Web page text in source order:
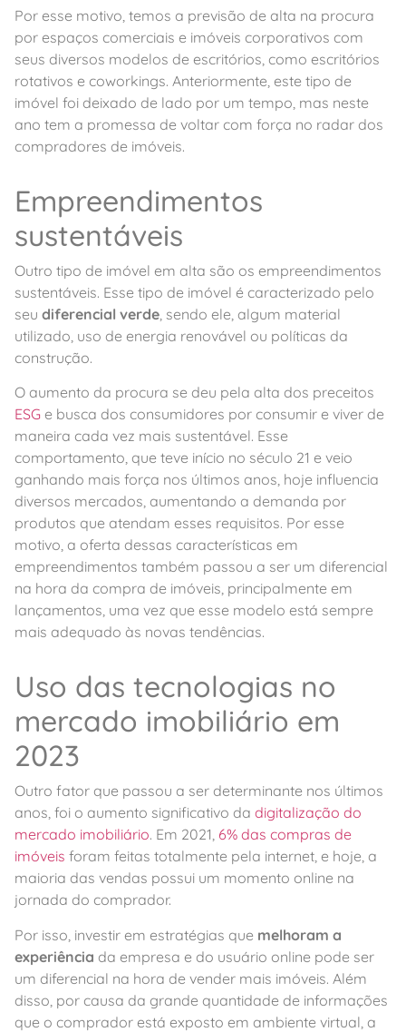
Por esse motivo, temos a previsão de alta na procura
por espaços comerciais e imóveis corporativos com
seus diversos modelos de escritórios, como escritórios
rotativos e coworkings. Anteriormente, este tipo de
imóvel foi deixado de lado por um tempo, mas neste
ano tem a promessa de voltar com força no radar dos
compradores de imóveis.
Empreendimentos
sustentáveis
Outro tipo de imóvel em alta são os empreendimentos
sustentáveis. Esse tipo de imóvel é caracterizado pelo
seu diferencial verde , sendo ele, algum material
utilizado, uso de energia renovável ou políticas da
construção.
O aumento da procura se deu pela alta dos preceitos
ESG e busca dos consumidores por consumir e viver de
maneira cada vez mais sustentável. Esse
comportamento, que teve início no século 21 e veio
ganhando mais força nos últimos anos, hoje influencia
diversos mercados, aumentando a demanda por
produtos que atendam esses requisitos. Por esse
motivo, a oferta dessas características em
empreendimentos também passou a ser um diferencial
na hora da compra de imóveis, principalmente em
lançamentos, uma vez que esse modelo está sempre
mais adequado às novas tendências.
Uso das tecnologias no
mercado imobiliário em
2023
Outro fator que passou a ser determinante nos últimos
anos, foi o aumento significativo da digitalização do
mercado imobiliário. Em 2021, 6% das compras de
imóveis foram feitas totalmente pela internet, e hoje, a
maioria das vendas possui um momento online na
jornada do comprador.
Por isso, investir em estratégias que melhoram a
experiência da empresa e do usuário online pode ser
um diferencial na hora de vender mais imóveis. Além
disso, por causa da grande quantidade de informações
que o comprador está exposto em ambiente virtual, a